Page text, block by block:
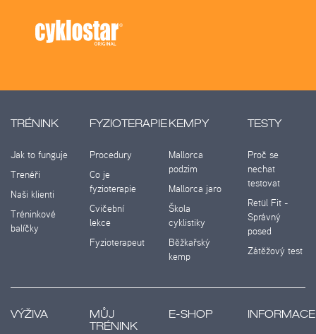
TRÉNINK
Jak to funguje
Trenéři
Naši klienti
Tréninkové
balíčky
FYZIOTERAPIE
Procedury
Co je
fyzioterapie
Cvičební
lekce
Fyzioterapeut
KEMPY
Mallorca
podzim
Mallorca jaro
Škola
cyklistiky
Běžkařský
kemp
TESTY
Proč se
nechat
testovat
Retül Fit -
Správný
posed
Zátěžový test
VÝŽIVA
MŮJ
TRÉNINK
E-SHOP INFORMACE